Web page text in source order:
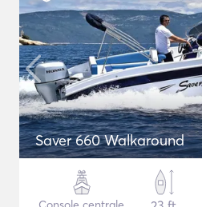
Saver 660 Walkaround